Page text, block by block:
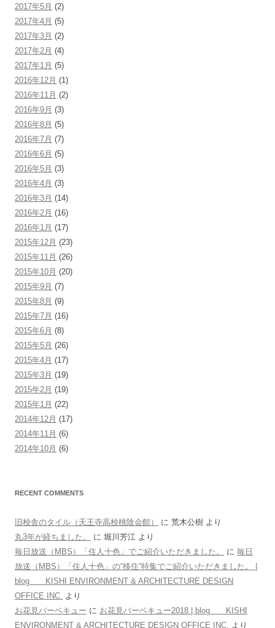
2017年5月 (2)
2017年4月 (5)
2017年3月 (2)
2017年2月 (4)
2017年1月 (5)
2016年12月 (1)
2016年11月 (2)
2016年9月 (3)
2016年8月 (5)
2016年7月 (7)
2016年6月 (5)
2016年5月 (3)
2016年4月 (3)
2016年3月 (14)
2016年2月 (16)
2016年1月 (17)
2015年12月 (23)
2015年11月 (26)
2015年10月 (20)
2015年9月 (7)
2015年8月 (9)
2015年7月 (16)
2015年6月 (8)
2015年5月 (26)
2015年4月 (17)
2015年3月 (19)
2015年2月 (19)
2015年1月 (22)
2014年12月 (17)
2014年11月 (6)
2014年10月 (6)
RECENT COMMENTS
旧校舎のタイル（天王寺高校桃陰会館） に 荒木公樹 より
丸3年が経ちました。
に 堀川芳江 より
毎日放送（MBS）「住人十色」でご紹介いただきました。
に 毎日
放送（MBS）「住人十色」の“移住”特集でご紹介いただきました。 |
blog KISHI ENVIRONMENT & ARCHITECTURE DESIGN
OFFICE INC.
より
お花見バーベキュー に お花見バーベキュー2018 | blog KISHI
ENVIRONMENT & ARCHITECTURE DESIGN OFFICE INC.
より